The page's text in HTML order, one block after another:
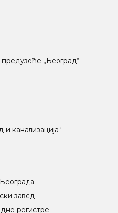
„Београд“
канализација“
завод
регистре